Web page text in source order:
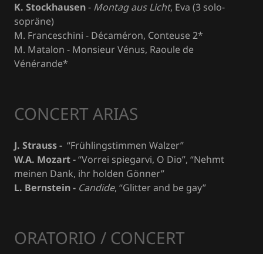
K. Stockhausen- Montag aus Licht, Eva (3 solo-
sopräne)
M. Franceschini - Décaméron, Conteuse 2*
M. Matalon - Monsieur Vénus, Raoule de
Vénérande*
CONCERT ARIAS
J. Strauss - “Frühlingstimmen Walzer”
W.A. Mozart -“Vorrei spiegarvi, O Dio”, “Nehmt
meinen Dank, ihr holden Gönner”
L. Bernstein - Candide, “Glitter and be gay”
ORATORIO / CONCERT